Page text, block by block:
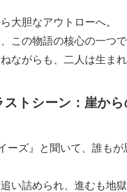
大胆なアウトローへ。
この物語の核心の一つで
ながらも、二人は生ま
ストシーン：崖か
ーズ』と聞いて、誰も
い詰められ、進むも地